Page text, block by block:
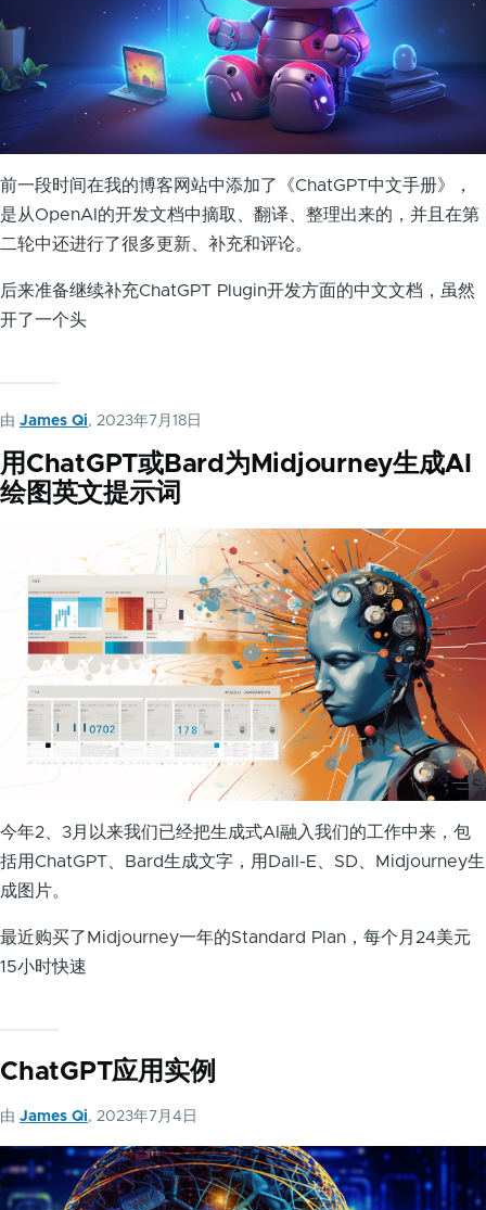
前一段时间在我的博客网站中添加了《ChatGPT中文手册》，
是从OpenAI的开发文档中摘取、翻译、整理出来的，并且在第
二轮中还进行了很多更新、补充和评论。
后来准备继续补充ChatGPT Plugin开发方面的中文文档，虽然
开了一个头
由 James Qi, 2023年7月18日
用ChatGPT或Bard为Midjourney生成AI
绘图英文提示词
今年2、3月以来我们已经把生成式AI融入我们的工作中来，包
括用ChatGPT、Bard生成文字，用Dall-E、SD、Midjourney生
成图片。
最近购买了Midjourney一年的Standard Plan，每个月24美元
15小时快速
ChatGPT应用实例
由 James Qi, 2023年7月4日